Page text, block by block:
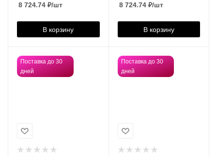
8 724.74 ₽/шт
В корзину
кость,
8 724.74₽/шт
В корзину
Поставка до 30
дней
Поставка до 30
дней